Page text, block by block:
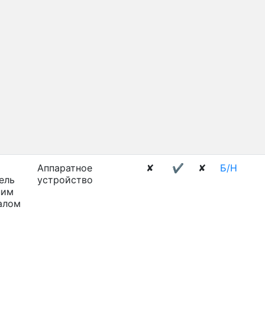
Аппаратное
устройство
✘ ✔ ✘ Б/Н